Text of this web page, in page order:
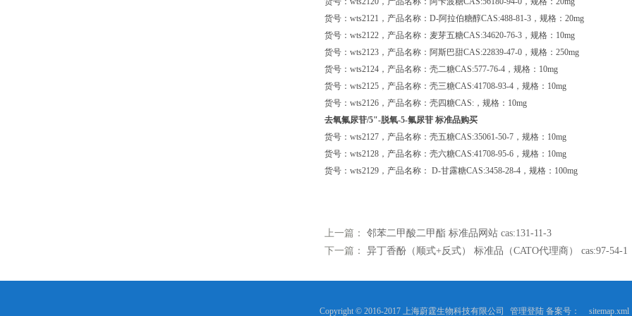
货号：wts2121，产品名称：D-阿拉伯糖醇CAS:488-81-3，规格：20mg
货号：wts2122，产品名称：麦芽五糖CAS:34620-76-3，规格：10mg
货号：wts2123，产品名称：阿斯巴甜CAS:22839-47-0，规格：250mg
货号：wts2124，产品名称：壳二糖CAS:577-76-4，规格：10mg
货号：wts2125，产品名称：壳三糖CAS:41708-93-4，规格：10mg
货号：wts2126，产品名称：壳四糖CAS:，规格：10mg
去氧氟尿苷/5"-脱氧-5-氟尿苷 标准品购买
货号：wts2127，产品名称：壳五糖CAS:35061-50-7，规格：10mg
货号：wts2128，产品名称：壳六糖CAS:41708-95-6，规格：10mg
货号：wts2129，产品名称： D-甘露糖CAS:3458-28-4，规格：100mg
上一篇： 邻苯二甲酸二甲酯 标准品网站 cas:131-11-3
下一篇： 异丁香酚（顺式+反式） 标准品（CATO代理商） cas:97-54-1
Copyright © 2016-2017 上海蔚霆生物科技有限公司 管理登陆备案号： sitemap.xml